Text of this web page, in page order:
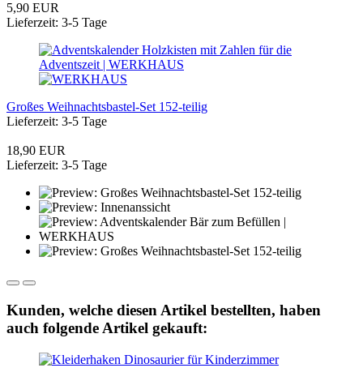
5,90 EUR
Lieferzeit: 3-5 Tage
Großes Weihnachtsbastel-Set 152-teilig
Lieferzeit: 3-5 Tage
18,90 EUR
Lieferzeit: 3-5 Tage
Kunden, welche diesen Artikel bestellten, haben
auch folgende Artikel gekauft: